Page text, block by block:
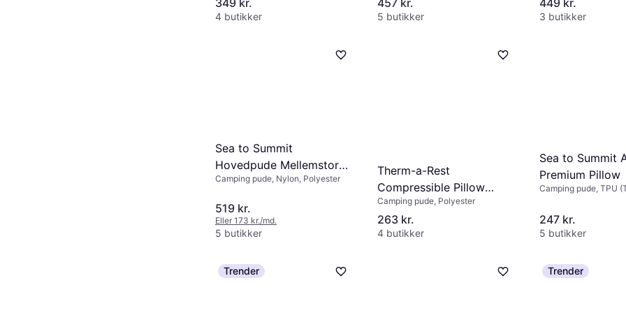
Black Pearl
349 kr.
4 butikker
457 kr.
5 butikker
449 kr.
3 butikker
Sea to Summit
Hovedpude Mellemstor
Luksus Grøn
Camping pude, Nylon, Polyester
519 kr.
Eller 173 kr./md.
5 butikker
Therm-a-Rest
Compressible Pillow
Cinch L
Camping pude, Polyester
263 kr.
4 butikker
Sea to Summit
Premium Pillow
Camping pude, TPU
247 kr.
5 butikker
Trender Trender